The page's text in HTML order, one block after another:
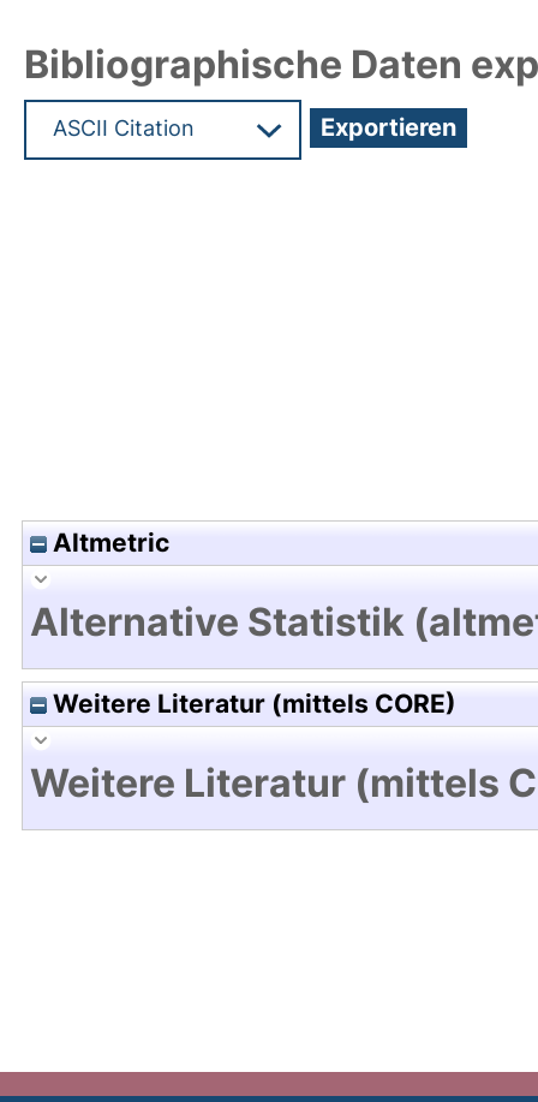
Bibliographische Daten
Altmetric
Alternative Statistik
Weitere Literatur (mittels CORE)
Weitere Literatur (mittels